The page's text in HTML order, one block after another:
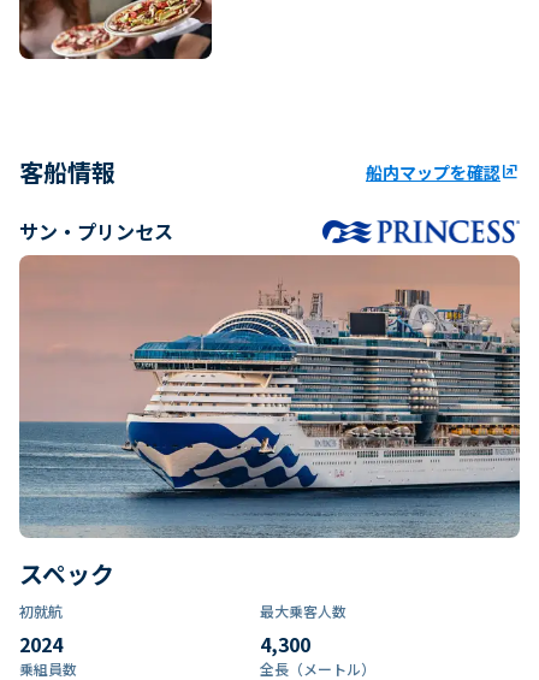
客船情報 船内マップを確認ungroup
サン・プリンセス
スペック
初就航
2024
最大乗客人数
4,300
乗組員数​ 全長（メートル）